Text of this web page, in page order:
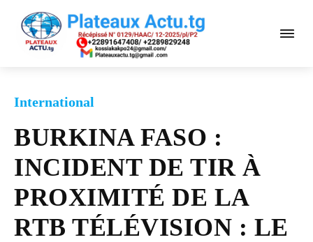
International
BURKINA FASO :
INCIDENT DE TIR À
PROXIMITÉ DE LA
RTB TÉLÉVISION : LE